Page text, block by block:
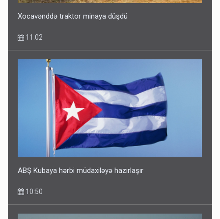
Xocavənddə traktor minaya düşdü
11:02
ABŞ Kubaya hərbi müdaxiləyə hazırlaşır
10:50